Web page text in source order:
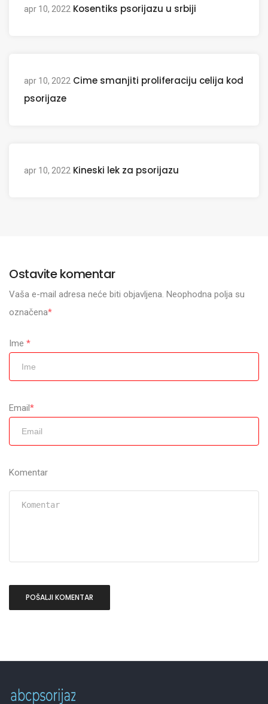
apr 10, 2022 Kosentiks psorijazu u srbiji
apr 10, 2022 Cime smanjiti proliferaciju celija kod
psorijaze
apr 10, 2022 Kineski lek za psorijazu
Ostavite komentar
Vaša e-mail adresa neće biti objavljena. Neophodna polja su
označena*
Ime *
Email*
Komentar